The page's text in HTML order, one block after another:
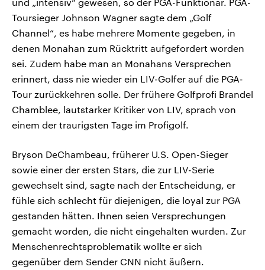
und „intensiv“ gewesen, so der PGA-Funktionär. PGA-
Toursieger Johnson Wagner sagte dem „Golf
Channel“, es habe mehrere Momente gegeben, in
denen Monahan zum Rücktritt aufgefordert worden
sei. Zudem habe man an Monahans Versprechen
erinnert, dass nie wieder ein LIV-Golfer auf die PGA-
Tour zurückkehren solle. Der frühere Golfprofi Brandel
Chamblee, lautstarker Kritiker von LIV, sprach von
einem der traurigsten Tage im Profigolf.
Bryson DeChambeau, früherer U.S. Open-Sieger
sowie einer der ersten Stars, die zur LIV-Serie
gewechselt sind, sagte nach der Entscheidung, er
fühle sich schlecht für diejenigen, die loyal zur PGA
gestanden hätten. Ihnen seien Versprechungen
gemacht worden, die nicht eingehalten wurden. Zur
Menschenrechtsproblematik wollte er sich
gegenüber dem Sender CNN nicht äußern.